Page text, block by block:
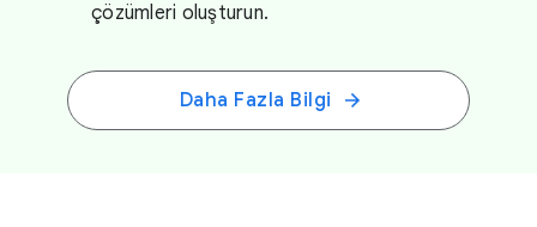
çözümleri oluşturun.
Daha Fazla Bilgi